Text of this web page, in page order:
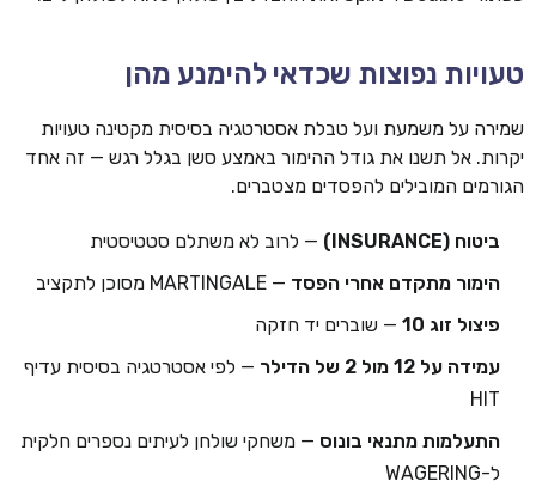
טעויות נפוצות שכדאי להימנע מהן
שמירה על משמעת ועל טבלת אסטרטגיה בסיסית מקטינה טעויות
יקרות. אל תשנו את גודל ההימור באמצע סשן בגלל רגש — זה אחד
הגורמים המובילים להפסדים מצטברים.
ביטוח (INSURANCE)
— לרוב לא משתלם סטטיסטית
הימור מתקדם אחרי הפסד — MARTINGALE מסוכן לתקציב
פיצול זוג 10
— שוברים יד חזקה
עמידה על 12 מול 2 של הדילר
— לפי אסטרטגיה בסיסית עדיף
HIT
התעלמות מתנאי בונוס — משחקי שולחן לעיתים נספרים חלקית
ל-WAGERING